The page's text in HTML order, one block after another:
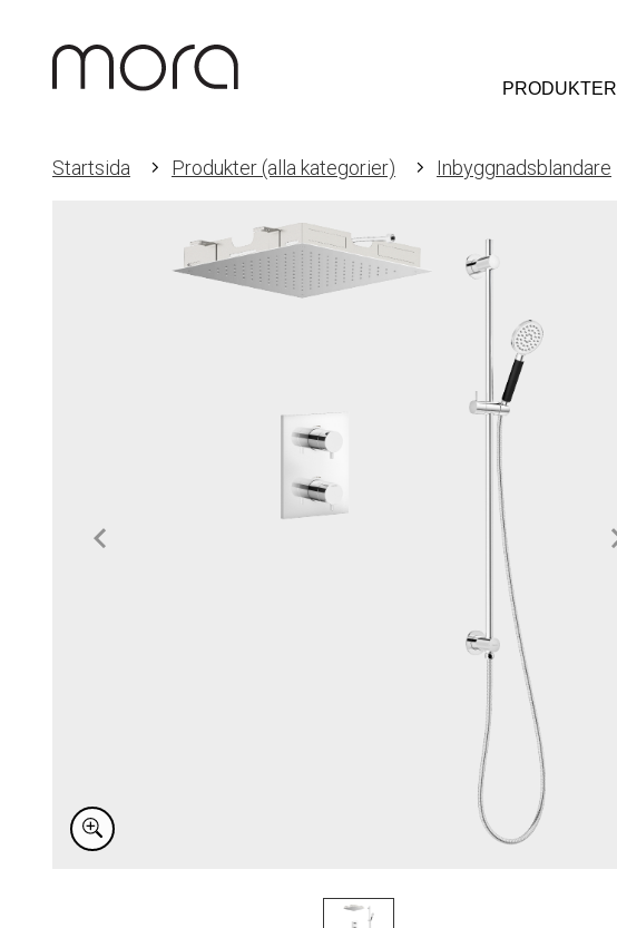
PRODUKTER
Startsida Produkter (alla kategorier) Inbyggnadsblandare